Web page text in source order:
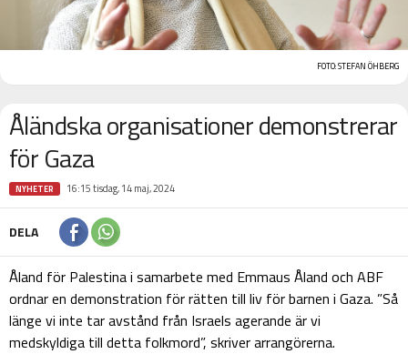
FOTO: STEFAN ÖHBERG
Åländska organisationer demonstrerar
för Gaza
NYHETER 16:15 tisdag, 14 maj, 2024
DELA
Åland för Palestina i samarbete med Emmaus Åland och ABF
ordnar en demonstration för rätten till liv för barnen i Gaza. ”Så
länge vi inte tar avstånd från Israels agerande är vi
medskyldiga till detta folkmord”, skriver arrangörerna.